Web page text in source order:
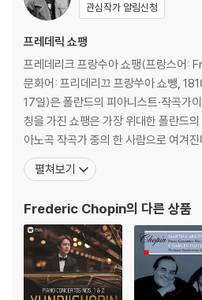
관심작가 알림신청
프레데릭 쇼팽
프레데리크 프랑수아 쇼팽(프랑스어
문화어: 프리데리끄 프랑쑤아 쇼뺑,
17일)은 폴란드의 피아니스트·작곡가
칭을 가진 쇼팽은 가장 위대한 폴란드
아노곡 작곡가 중의 한 사람으로 여겨진다. 프레데리크 프랑수
그가 20세 때 폴란드를 떠나고 프랑스
스어 이름이다. 원래 이름은 프리데리
뺑)이
펼쳐보기
Frederic Chopin의 다른 상품